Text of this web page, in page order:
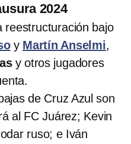
2024
reestructuración bajo
y Martín Anselmi,
y otros jugadores
de Cruz Azul son
al FC Juárez; Kevin
ruso; e Iván